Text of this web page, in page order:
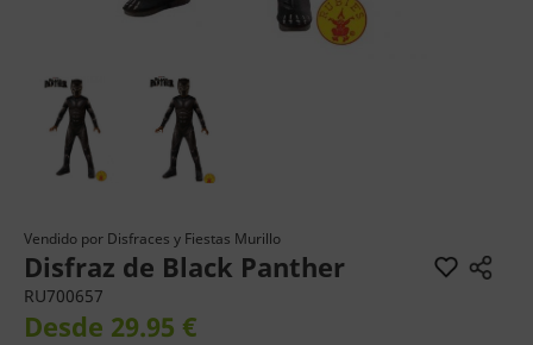
Vendido por Disfraces y Fiestas Murillo
Disfraz de Black Panther
RU700657
Desde 29.95 €